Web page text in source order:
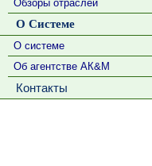
Обзоры отраслей
О Системе
О системе
Об агентстве АК&М
Контакты